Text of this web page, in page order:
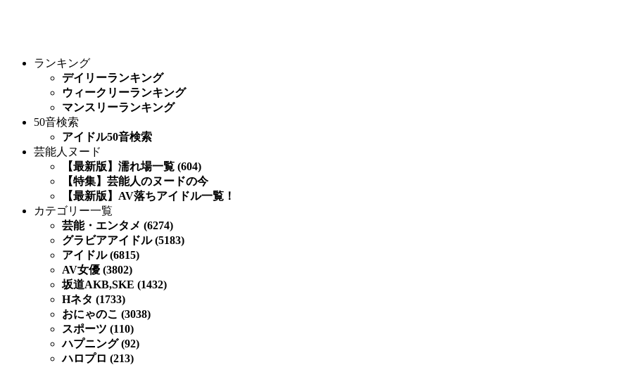
ランキング
デイリーランキング
ウィークリーランキング
マンスリーランキング
50音検索
アイドル50音検索
芸能人ヌード
【最新版】濡れ場一覧 (604)
【特集】芸能人のヌードの今
【最新版】AV落ちアイドル一覧！
カテゴリー一覧
芸能・エンタメ (6274)
グラビアアイドル (5183)
アイドル (6815)
AV女優 (3802)
坂道AKB,SKE (1432)
Hネタ (1733)
おにゃのこ (3038)
スポーツ (110)
ハプニング (92)
ハロプロ (213)